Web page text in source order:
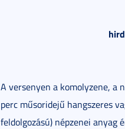
A versenyen a komolyzene, a
perc műsoridejű hangszeres
feldolgozású) népzenei anyag